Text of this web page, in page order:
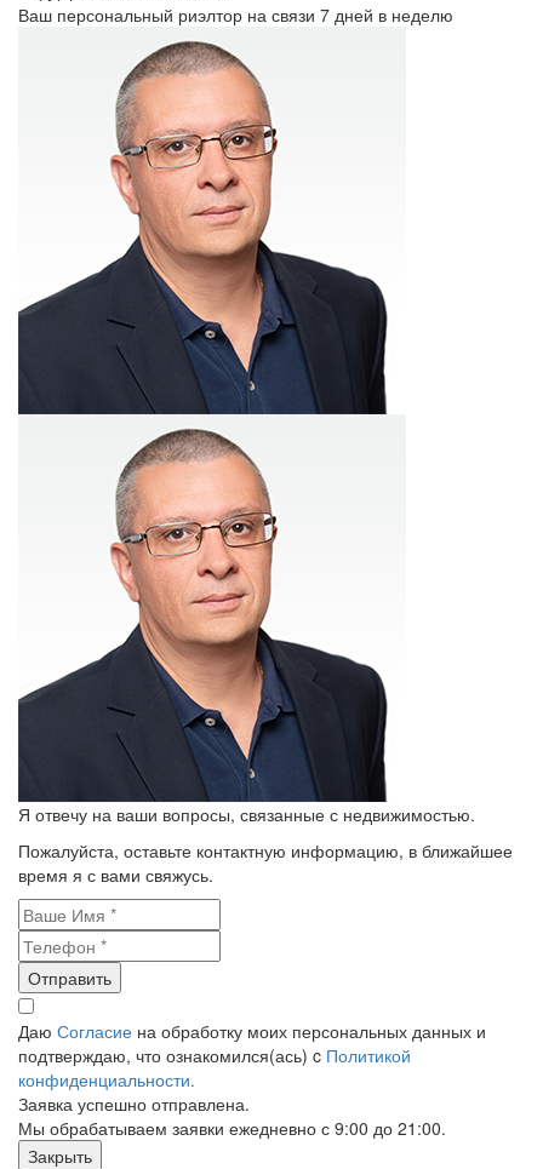
Ваш персональный риэлтор на связи 7 дней в неделю
Я отвечу на ваши вопросы, связанные с недвижимостью.
Пожалуйста, оставьте контактную информацию, в ближайшее
время я с вами свяжусь.
Отправить
Даю Согласие на обработку моих персональных данных и
подтверждаю, что ознакомился(ась) c Политикой
конфиденциальности.
Заявка успешно отправлена.
Мы обрабатываем заявки ежедневно с 9:00 до 21:00.
Закрыть